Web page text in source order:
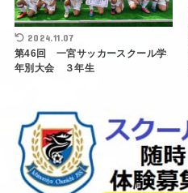
2024.11.07
第46回 一宮サッカースクール学
年別大会 ３年生